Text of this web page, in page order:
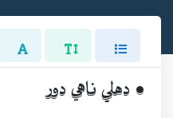
• دهلي ناهي دور